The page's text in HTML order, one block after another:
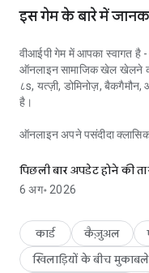
इस गेम के बारे में
वीआईपी गेम में आपका स्वागत है
ऑनलाइन सामाजिक खेल खेलने
८s, यत्ज़ी, डोमिनोज़, बैकगैमौन, और अधिक सबसे अच्छे
है।
ऑनलाइन अपने पसंदीदा क्लासिक
को अपने अनुसार सजाये, वैश्विक
खिलाड़ियों के साथ जुड़ें।
बहुत बढ़िया गेमप्ले विशेषताएं!
• एक ही खाते के साथ अपने सभी
• अपने कौशल स्तर के पास अन्य
पिछली बार अपडेट होने की
6 अग॰ 2026
कार्ड कैज़ुअल
खिलाड़ियों के बीच